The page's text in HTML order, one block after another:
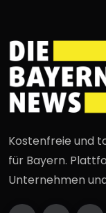
Kostenfreie und
für Bayern.
Unternehmen